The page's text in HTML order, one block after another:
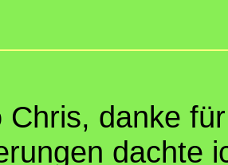
Chris, danke
dachte